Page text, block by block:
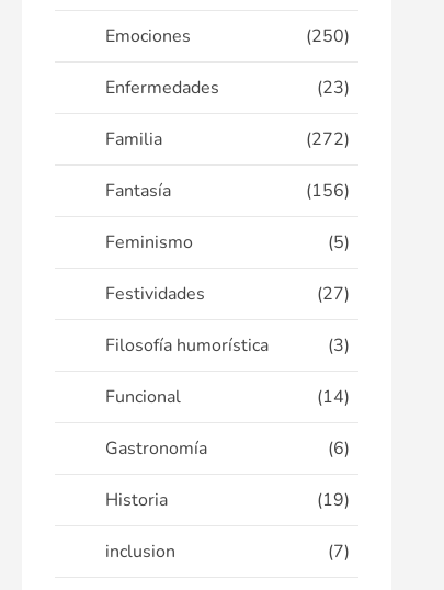
Emociones (250)
Enfermedades (23)
Familia (272)
Fantasía (156)
Feminismo (5)
Festividades (27)
Filosofía humorística (3)
Funcional (14)
Gastronomía (6)
Historia (19)
inclusion (7)